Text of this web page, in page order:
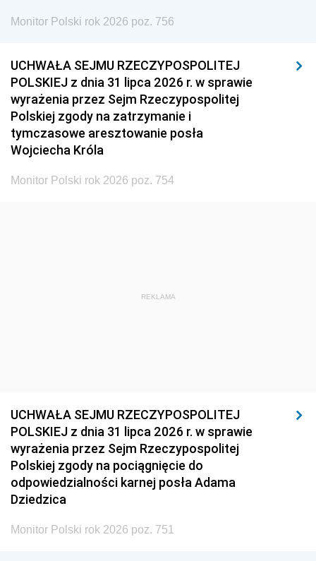
Monitor Polski rok 2026 poz. 756
UCHWAŁA SEJMU RZECZYPOSPOLITEJ
POLSKIEJ z dnia 31 lipca 2026 r. w sprawie
wyrażenia przez Sejm Rzeczypospolitej
Polskiej zgody na zatrzymanie i
tymczasowe aresztowanie posła
Wojciecha Króla
Monitor Polski rok 2026 poz. 754
REKLAMA
UCHWAŁA SEJMU RZECZYPOSPOLITEJ
POLSKIEJ z dnia 31 lipca 2026 r. w sprawie
wyrażenia przez Sejm Rzeczypospolitej
Polskiej zgody na pociągnięcie do
odpowiedzialności karnej posła Adama
Dziedzica
Monitor Polski rok 2026 poz. 751